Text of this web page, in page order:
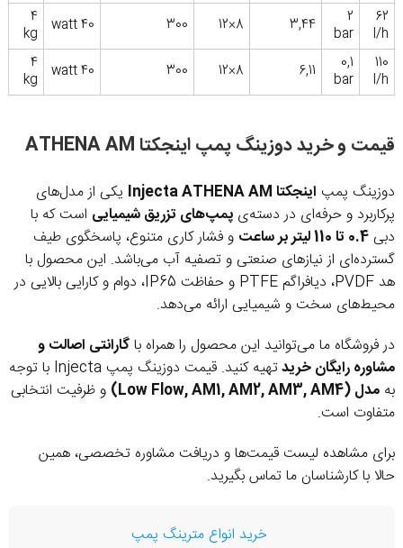
62
l/h
2
bar
3,44
8×12
300
40 watt
4
kg
110
l/h
0,1
bar
6,11
8×12
300
40 watt
4
kg
قیمت و خرید دوزینگ پمپ اینجکتا ATHENA AM
دوزینگ پمپ اینجکتا Injecta ATHENA AM
یکی از مدل‌های
پرکاربرد و حرفه‌ای در دسته‌ی پمپ‌های تزریق شیمیایی است که با
دبی 0.4 تا 110 لیتر بر ساعت
و فشار کاری متنوع، پاسخگوی طیف
گسترده‌ای از نیازهای صنعتی و تصفیه آب می‌باشد. این محصول با
هد PVDF، دیافراگم PTFE و حفاظت IP65، دوام و کارایی بالایی در
محیط‌های سخت و شیمیایی ارائه می‌دهد.
در فروشگاه ما می‌توانید این محصول را همراه باگارانتی اصالت و
مشاوره رایگان خرید
تهیه کنید. قیمت دوزینگ پمپ Injecta با توجه
به مدل (Low Flow, AM1, AM2, AM3, AM4)
و ظرفیت انتخابی
متفاوت است.
برای مشاهده لیست قیمت‌ها و دریافت مشاوره تخصصی، همین
حالا با کارشناسان ما تماس بگیرید.
خرید انواع مترینگ پمپ